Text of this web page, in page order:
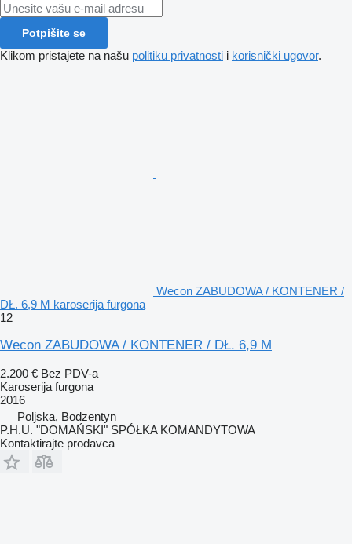
Potpišite se
Klikom pristajete na našu politiku privatnosti i korisnički ugovor.
Wecon ZABUDOWA / KONTENER /
DŁ. 6,9 M karoserija furgona
12
Wecon ZABUDOWA / KONTENER / DŁ. 6,9 M
2.200 € Bez PDV-a
Karoserija furgona
2016
Poljska, Bodzentyn
P.H.U. "DOMAŃSKI" SPÓŁKA KOMANDYTOWA
Kontaktirajte prodavca